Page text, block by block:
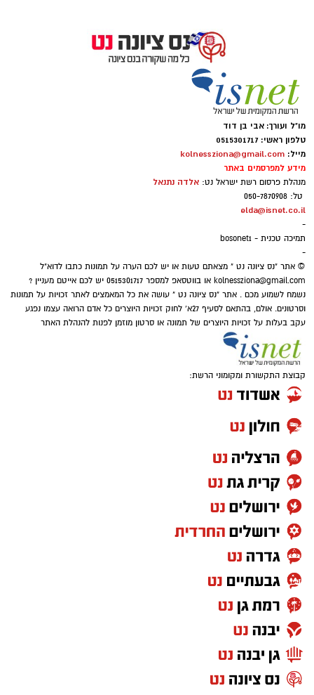
805 יחידות דיור חדשות ליד הרכבת והמטרו
בשורה משמעותית לסטודנטים, לחוקרים ולעיר
רחובות: הוועדה המחוזית לתכנון ולבנייה מרכז
אישרה תוכנית להקמת
ומתקדם במכון ויצמן למדע
מאות יחידות דיור חדשות עבור סטודנטים ואנשי
סגל, וליצור סביבת מגורים מודרנית בלב אחד
מאזורי המחקר וההשכלה החשובים בישראל.
המתחם החדש ברחובות
שטחים משותפים, אזורי מפגש ושירותים קהילתיים.
בנוסף, יוקמו שטחי מסחר לאורך רחוב הרצל,
שיתרמו לפעילות העירונית באזור וייצרו חיבור טבעי
יותר בין הקמפוס לבין העיר עצמה.
מיקומו שלהפרויקט ברחובות
מיתרונותיו הבולטים. המתחם יוקם בסמוך לתחנת
רכבת רחובות ולתחנת המטרו העתידית "מכון
ויצמן", מה שיאפשר גישה נוחה ומהירה למרכז
הארץ ולמוקדי תעסוקה, מחקר והשכלה. עבור
סטודנטים וחוקרים רבים, במיוחד אלו המגיעים
מחו"ל, מדובר בפתרון מגורים נגיש ואטרקטיבי
במיוחד.
מו"ל ועורך: אבי בן דוד
טלפון ראשי: 0515301717
מייל: kolnessziona@gmail.com
מידע למפרסמים באתר
מנהלת פרסום רשת ישראל נט: אלדה נתנאל
טל: 050-7870908
elda@isnet.co.il
-
תמיכה טכנית - bosonet1
-
© אתר "נס ציונה נט " מצאתם טעות או יש לכם הערה על תמונות כתבו לדוא"ל
kolnessziona@gmail.com
או בווטסאפ למספר 0515301717 יש לכם אייטם מעניין ?
נשמח לשמוע מכם . אתר "נס ציונה נט " עושה את כל המאמצים לאתר זכויות על תמונות
וסרטונים. אולם, בהתאם לסעיף 27א' לחוק זכויות היוצרים כל אדם הרואה עצמו נפגע
עקב בעלות על זכויות היוצרים של תמונה או סרטון מוזמן לפנות להנהלת האתר
קבוצת התקשורת ומקומוני הרשת: